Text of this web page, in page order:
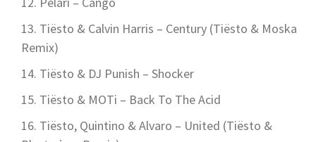
Tiësto & Calvin Harris – Century (Tiësto & Moska
Remix)
Tiësto & DJ Punish – Shocker
Tiësto & MOTi – Back To The Acid
Tiësto, Quintino & Alvaro – United (Tiësto &